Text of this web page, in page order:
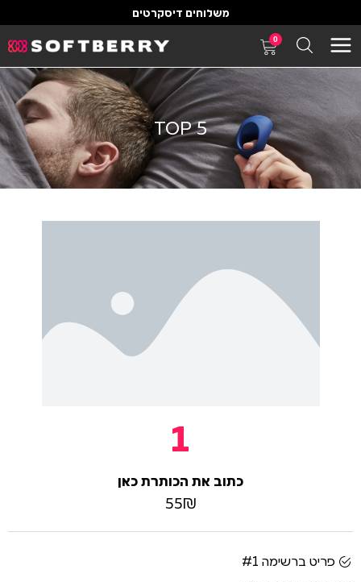
משלוחים דיסקרטים
0
TOP 5
1
כתוב את הכותרת כאן
55₪
פריט ברשימה #1